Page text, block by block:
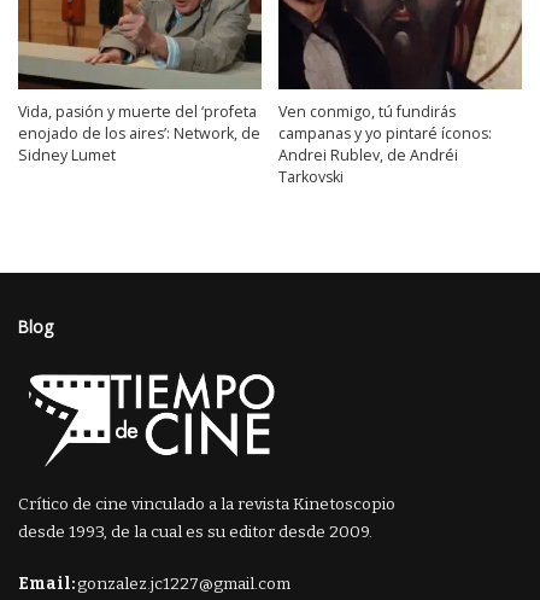
Vida, pasión y muerte del ‘profeta
enojado de los aires’: Network, de
Sidney Lumet
Ven conmigo, tú fundirás
campanas y yo pintaré íconos:
Andrei Rublev, de Andréi
Tarkovski
Blog
Crítico de cine vinculado a la revista Kinetoscopio
desde 1993, de la cual es su editor desde 2009.
Email:gonzalez.jc1227@gmail.com